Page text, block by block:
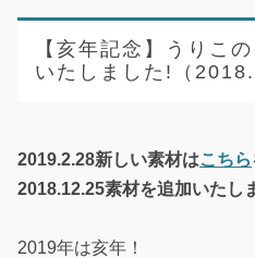
【亥年記念】うりこ
いたしました!（
2019.2.28新しい素材はこちら
2018.12.25素材を追加いたし
2019年は亥年！